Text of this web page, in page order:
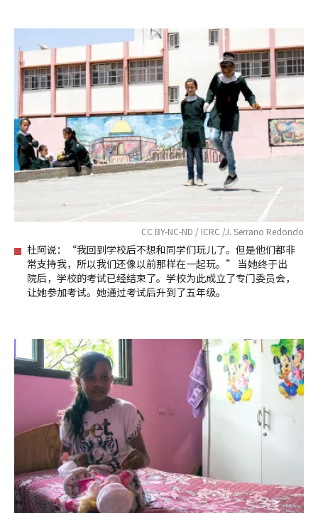
CC BY-NC-ND / ICRC /J. Serrano Redondo
杜阿说：“我回到学校后不想和同学们玩儿了。但是他们都非
常支持我，所以我们还像以前那样在一起玩。” 当她终于出
院后，学校的考试已经结束了。学校为此成立了专门委员会，
让她参加考试。她通过考试后升到了五年级。